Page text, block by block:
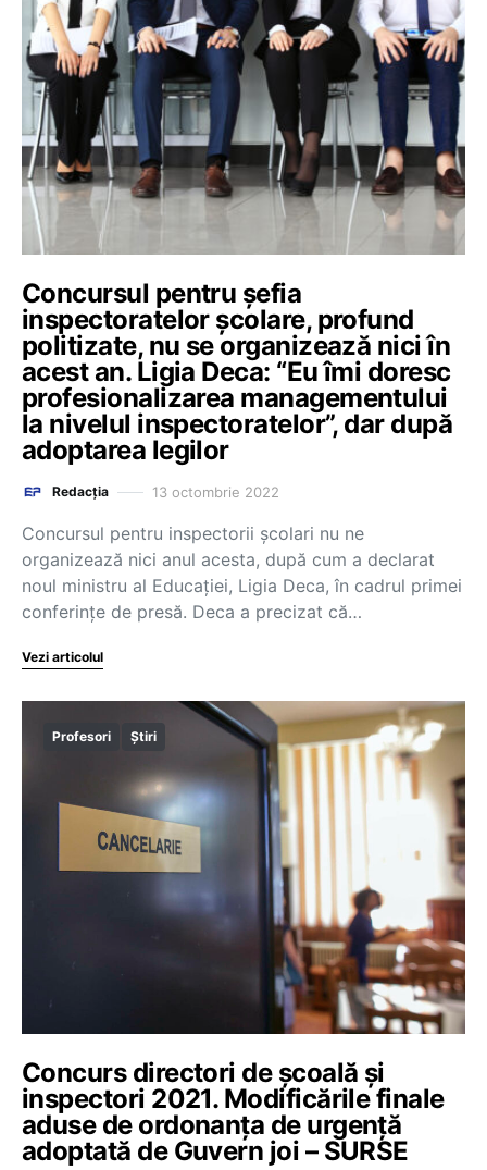
Concursul pentru șefia
inspectoratelor școlare, profund
politizate, nu se organizează nici în
acest an. Ligia Deca: “Eu îmi doresc
profesionalizarea managementului
la nivelul inspectoratelor”, dar după
adoptarea legilor
Redacția 13 octombrie 2022
Concursul pentru inspectorii școlari nu ne
organizează nici anul acesta, după cum a declarat
noul ministru al Educației, Ligia Deca, în cadrul primei
conferințe de presă. Deca a precizat că…
Vezi articolul
Profesori Știri
Concurs directori de școală și
inspectori 2021. Modificările finale
aduse de ordonanța de urgență
adoptată de Guvern joi – SURSE